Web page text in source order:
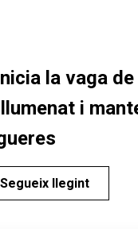
la vaga
i
Segueix llegint